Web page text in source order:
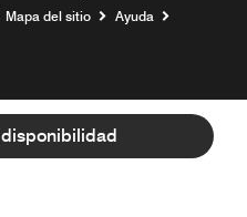
Mapa del sitio Ayuda